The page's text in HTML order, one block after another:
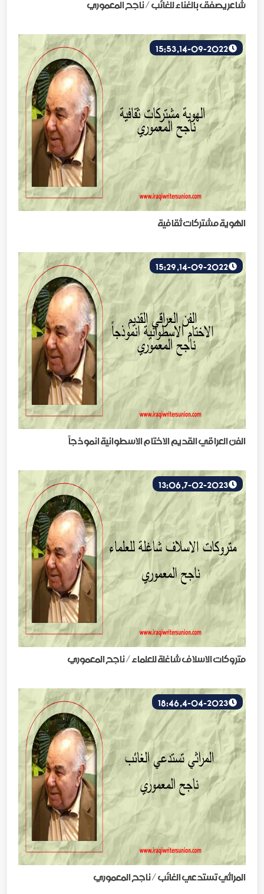
شاعر يصفق بالغناء للغائب / ناجح المعموري
الهوية مشتركات ثقافية
الفن العراقي القديم الاختام الاسطوانية انموذجاً
متروكات الاسلاف شاغلة للعلماء / ناجح المعموري
المراثي تستدعي الغائب / ناجح المعموري